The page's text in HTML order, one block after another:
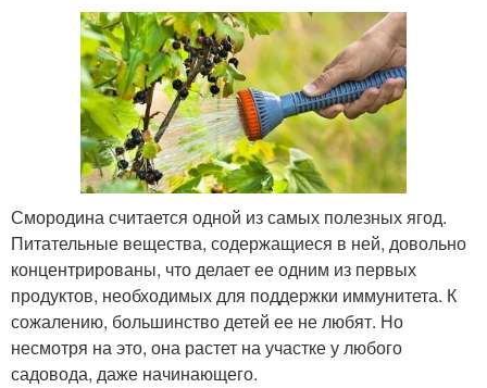
Смородина считается одной из самых полезных ягод.
Питательные вещества, содержащиеся в ней, довольно
концентрированы, что делает ее одним из первых
продуктов, необходимых для поддержки иммунитета. К
сожалению, большинство детей ее не любят. Но
несмотря на это, она растет на участке у любого
садовода, даже начинающего.